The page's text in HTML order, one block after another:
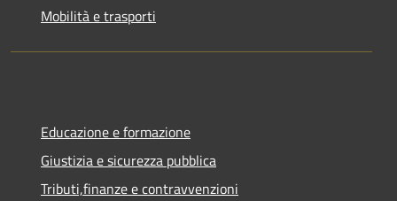
Mobilità e trasporti
Educazione e formazione
Giustizia e sicurezza pubblica
Tributi,finanze e contravvenzioni